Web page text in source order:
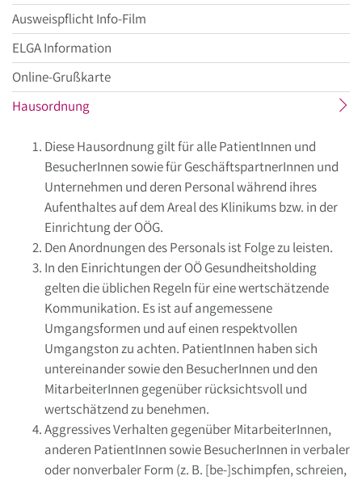
Ausweispflicht Info-Film
ELGA Information
Online-Grußkarte
Hausordnungaktueller
Diese Hausordnung gilt für alle PatientInnen und
BesucherInnen sowie für GeschäftspartnerInnen und
Unternehmen und deren Personal während ihres
Aufenthaltes auf dem Areal des Klinikums bzw. in der
Einrichtung der OÖG.
Den Anordnungen des Personals ist Folge zu leisten.
In den Einrichtungen der OÖ Gesundheitsholding
gelten die üblichen Regeln für eine wertschätzende
Kommunikation. Es ist auf angemessene
Umgangsformen und auf einen respektvollen
Umgangston zu achten. PatientInnen haben sich
untereinander sowie den BesucherInnen und den
MitarbeiterInnen gegenüber rücksichtsvoll und
wertschätzend zu benehmen.
Aggressives Verhalten gegenüber MitarbeiterInnen,
anderen PatientInnen sowie BesucherInnen in verbaler
oder nonverbaler Form (z. B. [be-]schimpfen, schreien,